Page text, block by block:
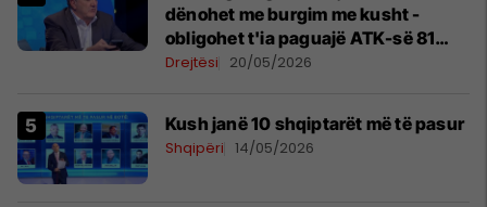
dënohet me burgim me kusht -
obligohet t'ia paguajë ATK-së 81
mijë euro
Drejtësi 20/05/2026
Kush janë 10 shqiptarët më të pasur
Shqipëri 14/05/2026